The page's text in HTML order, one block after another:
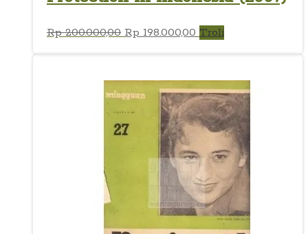
Rp200.000,00 Harga
Rp 200.000,00.
Rp198.000,00 Harga
adalah:
Rp 198.000,00.
Troli